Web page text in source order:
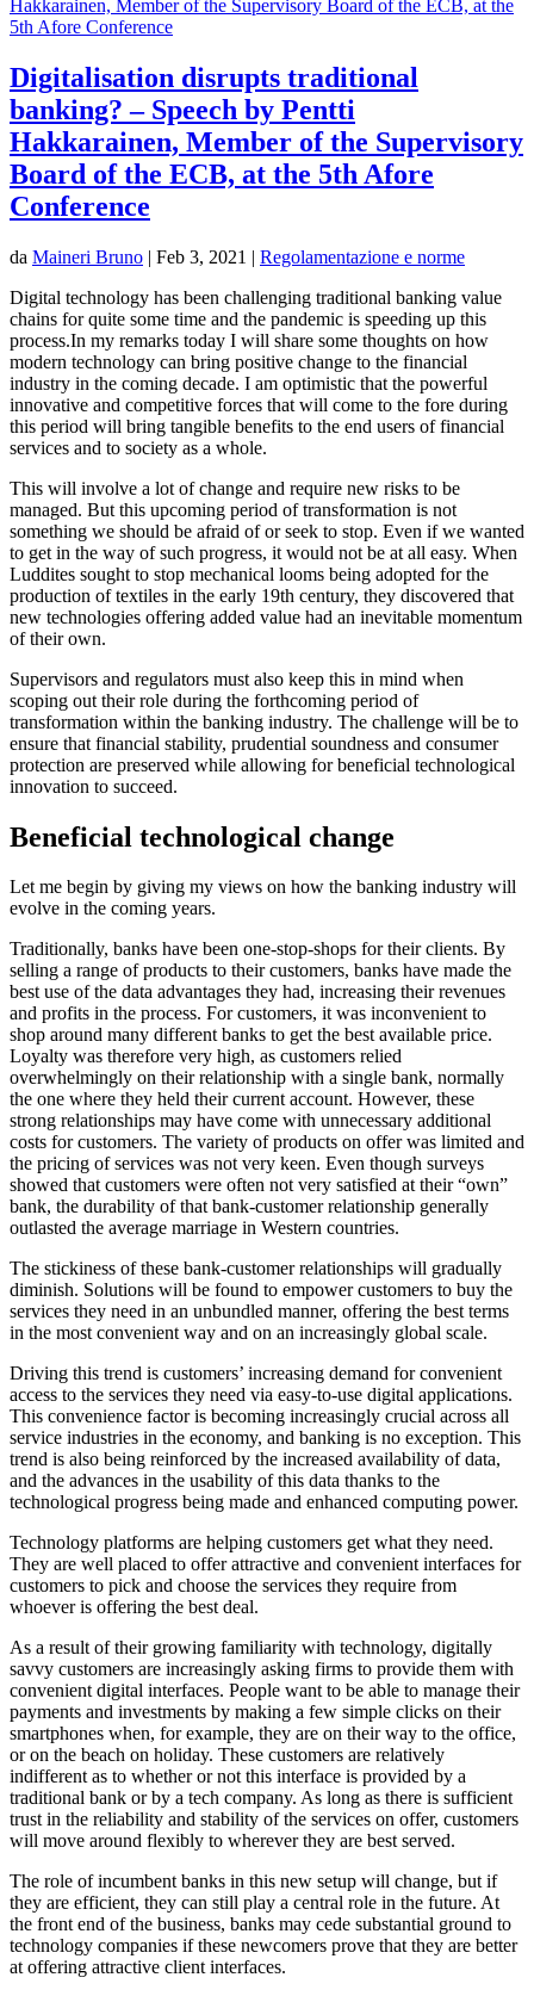
Digitalisation disrupts traditional
banking? – Speech by Pentti
Hakkarainen, Member of the Supervisory
Board of the ECB, at the 5th Afore
Conference
da Maineri Bruno | Feb 3, 2021 | Regolamentazione e norme
Digital technology has been challenging traditional banking value
chains for quite some time and the pandemic is speeding up this
process.In my remarks today I will share some thoughts on how
modern technology can bring positive change to the financial
industry in the coming decade. I am optimistic that the powerful
innovative and competitive forces that will come to the fore during
this period will bring tangible benefits to the end users of financial
services and to society as a whole.
This will involve a lot of change and require new risks to be
managed. But this upcoming period of transformation is not
something we should be afraid of or seek to stop. Even if we wanted
to get in the way of such progress, it would not be at all easy. When
Luddites sought to stop mechanical looms being adopted for the
production of textiles in the early 19th century, they discovered that
new technologies offering added value had an inevitable momentum
of their own.
Supervisors and regulators must also keep this in mind when
scoping out their role during the forthcoming period of
transformation within the banking industry. The challenge will be to
ensure that financial stability, prudential soundness and consumer
protection are preserved while allowing for beneficial technological
innovation to succeed.
Beneficial technological change
Let me begin by giving my views on how the banking industry will
evolve in the coming years.
Traditionally, banks have been one-stop-shops for their clients. By
selling a range of products to their customers, banks have made the
best use of the data advantages they had, increasing their revenues
and profits in the process. For customers, it was inconvenient to
shop around many different banks to get the best available price.
Loyalty was therefore very high, as customers relied
overwhelmingly on their relationship with a single bank, normally
the one where they held their current account. However, these
strong relationships may have come with unnecessary additional
costs for customers. The variety of products on offer was limited and
the pricing of services was not very keen. Even though surveys
showed that customers were often not very satisfied at their “own”
bank, the durability of that bank-customer relationship generally
outlasted the average marriage in Western countries.
The stickiness of these bank-customer relationships will gradually
diminish. Solutions will be found to empower customers to buy the
services they need in an unbundled manner, offering the best terms
in the most convenient way and on an increasingly global scale.
Driving this trend is customers’ increasing demand for convenient
access to the services they need via easy-to-use digital applications.
This convenience factor is becoming increasingly crucial across all
service industries in the economy, and banking is no exception. This
trend is also being reinforced by the increased availability of data,
and the advances in the usability of this data thanks to the
technological progress being made and enhanced computing power.
Technology platforms are helping customers get what they need.
They are well placed to offer attractive and convenient interfaces for
customers to pick and choose the services they require from
whoever is offering the best deal.
As a result of their growing familiarity with technology, digitally
savvy customers are increasingly asking firms to provide them with
convenient digital interfaces. People want to be able to manage their
payments and investments by making a few simple clicks on their
smartphones when, for example, they are on their way to the office,
or on the beach on holiday. These customers are relatively
indifferent as to whether or not this interface is provided by a
traditional bank or by a tech company. As long as there is sufficient
trust in the reliability and stability of the services on offer, customers
will move around flexibly to wherever they are best served.
The role of incumbent banks in this new setup will change, but if
they are efficient, they can still play a central role in the future. At
the front end of the business, banks may cede substantial ground to
technology companies if these newcomers prove that they are better
at offering attractive client interfaces.